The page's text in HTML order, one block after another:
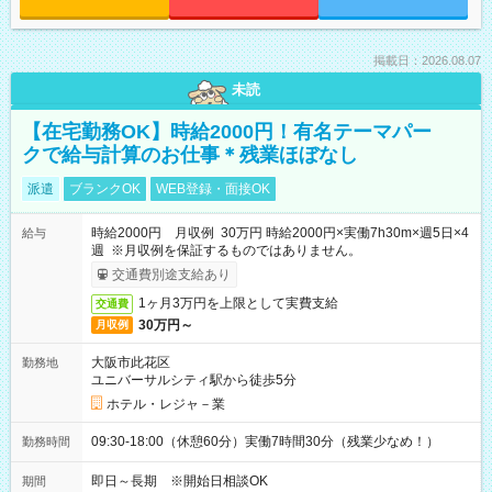
掲載日：2026.08.07
未読
【在宅勤務OK】時給2000円！有名テーマパー
クで給与計算のお仕事＊残業ほぼなし
派遣 ブランクOK WEB登録・面接OK
給与
時給2000円 月収例 30万円 時給2000円×実働7h30m×週5日×4
週 ※月収例を保証するものではありません。
交通費別途支給あり
交通費 1ヶ月3万円を上限として実費支給
月収例 30万円～
勤務地
大阪市此花区
ユニバーサルシティ駅から徒歩5分
ホテル・レジャ－業
勤務時間 09:30-18:00（休憩60分）実働7時間30分（残業少なめ！）
期間 即日～長期 ※開始日相談OK